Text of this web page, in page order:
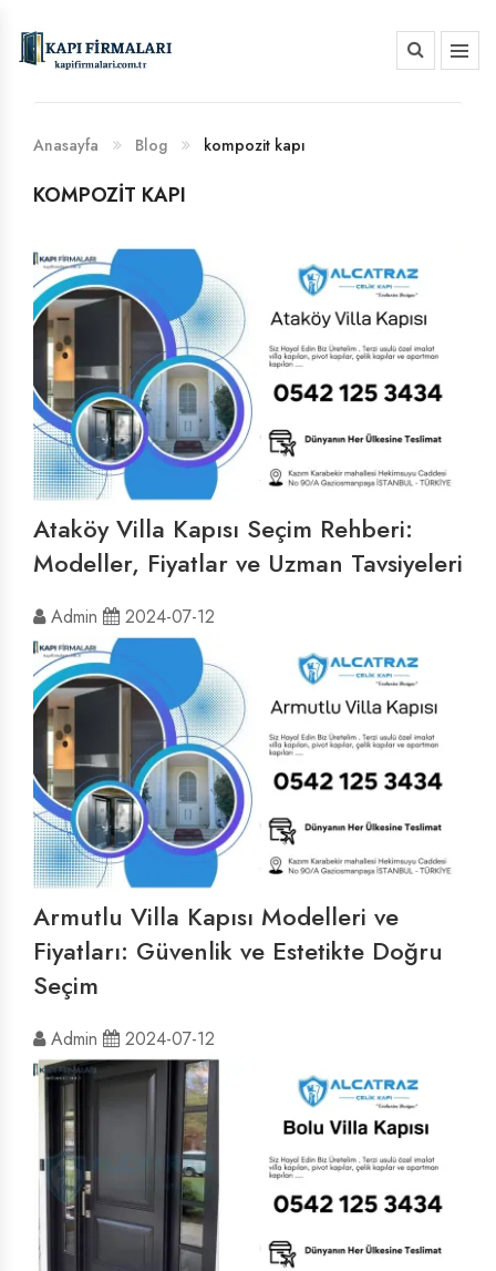
BANKA HESAP NUMARALARIMIZ
Anasayfa Blog kompozit kapı
KOMPOZIT KAPI
Ataköy Villa Kapısı Seçim Rehberi:
Modeller, Fiyatlar ve Uzman Tavsiyeleri
Admin 2024-07-12
Armutlu Villa Kapısı Modelleri ve
Fiyatları: Güvenlik ve Estetikte Doğru
Seçim
Admin 2024-07-12